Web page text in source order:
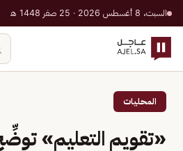
السبت، 8 أغسطس 2026 · 25 صفر 1448 هـ
المحليات
«تقويم التعليم»